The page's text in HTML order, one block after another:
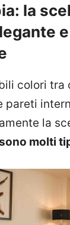
la
e
colori tra
pareti
la
molti